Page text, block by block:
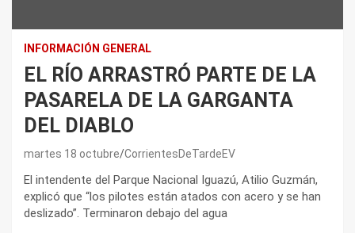
INFORMACIÓN GENERAL
EL RÍO ARRASTRÓ PARTE DE LA
PASARELA DE LA GARGANTA
DEL DIABLO
martes 18 octubre CorrientesDeTardeEV
El intendente del Parque Nacional Iguazú, Atilio Guzmán,
explicó que “los pilotes están atados con acero y se han
deslizado”. Terminaron debajo del agua